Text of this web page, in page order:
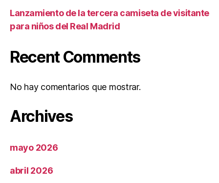
Lanzamiento de la tercera camiseta de visitante
para niños del Real Madrid
Recent Comments
No hay comentarios que mostrar.
Archives
mayo 2026
abril 2026